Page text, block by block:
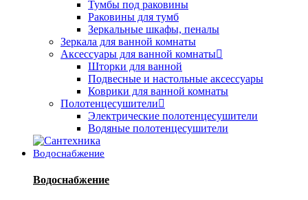
Тумбы под раковины
Раковины для тумб
Зеркальные шкафы, пеналы
Зеркала для ванной комнаты
Аксессуары для ванной комнаты
Шторки для ванной
Подвесные и настольные аксессуары
Коврики для ванной комнаты
Полотенцесушители
Электрические полотенцесушители
Водяные полотенцесушители
Водоснабжение
Водоснабжение